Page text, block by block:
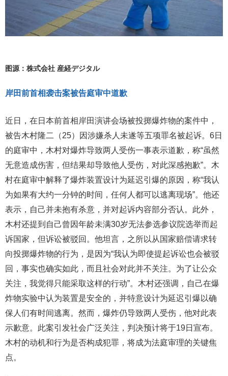
图源：株式会社 産経デジタル
岸田前首相袭击案被告庭审中道歉
近日，在日本前首相岸田演讲会场被投掷爆炸物的案件中，
被告木村隆二（25）因涉嫌杀人未遂等五项罪名被起诉。6日
的庭审中，木村对爆炸导致两人受伤一事表示道歉，称“虽然
无意造成伤害，但结果却导致他人受伤，对此深感抱歉”。木
村在庭审中解释了爆炸装置设计为延迟引爆的原因，称“我认
为如果有大约一分钟的时间，任何人都可以逃离现场”。他还
表示，自己并未抱有杀意，并对起诉内容部分否认。此外，
木村还提到自己曾因年龄未满30岁无法参选参议院选举而起
诉国家，但诉讼被驳回。他坦言，之所以从国家赔偿请求转
向投掷爆炸物的行为，是因为“我认为即使提起诉讼也会被驳
回，事实也确实如此，而且社会对此并不关注。为了让公众
关注，我觉得只能采取这样的行动”。木村还强调，自己在爆
炸物实验中认为装置是安全的，并特意设计为延迟引爆以确
保人们有时间逃离。然而，爆炸仍导致两人受伤，他对此表
示歉意。此案引发社会广泛关注，判决预计将于19日宣布。
木村的动机和行为是否构成犯罪，将成为法庭审理的关键焦
点。